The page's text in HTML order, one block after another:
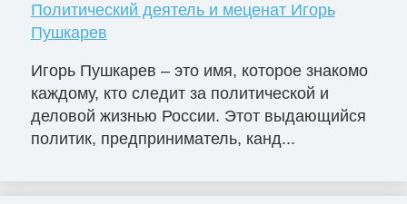
Политический деятель и меценат Игорь
Пушкарев
Игорь Пушкарев – это имя, которое знакомо
каждому, кто следит за политической и
деловой жизнью России. Этот выдающийся
политик, предприниматель, канд...